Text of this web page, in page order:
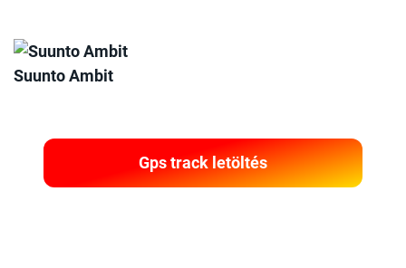
Suunto Ambit
Gps track letöltés